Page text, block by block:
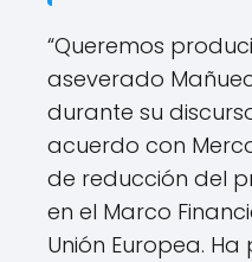
“Queremos
aseverado
durante su
acuerdo con
de reducción del
en el Marco
Unión Europea.